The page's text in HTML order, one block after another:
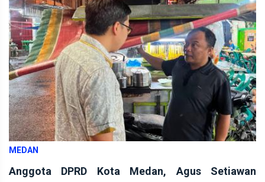
MEDAN
Anggota DPRD Kota Medan, Agus Setiawan